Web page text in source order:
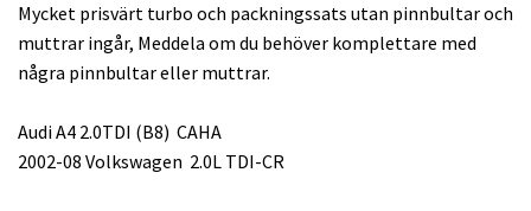
Mycket prisvärt turbo och packningssats utan pinnbultar och
muttrar ingår, Meddela om du behöver komplettare med
några pinnbultar eller muttrar.
Audi A4 2.0TDI (B8) CAHA
2002-08 Volkswagen 2.0L TDI-CR